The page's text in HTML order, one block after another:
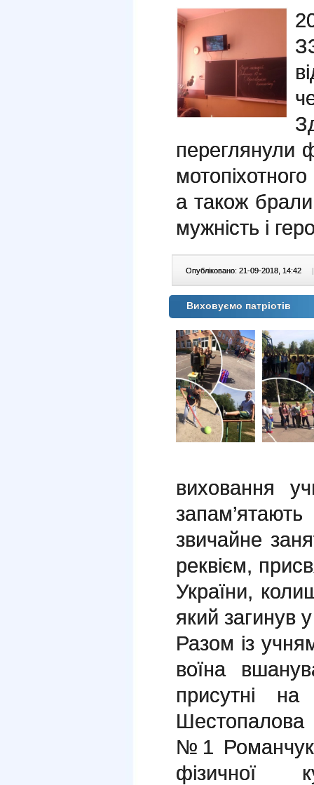
переглянули
а також
мужність і
Опубліковано: 21-09-2018, 14:42 |
Виховуємо патріотів
виховання
звичайне
реквієм,
України,
який загинув
Разом із
воїна
присутні
№1 Романчук
фізичної